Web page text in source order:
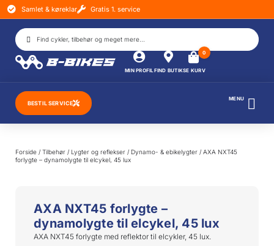
Samlet & køreklar Gratis 1. service
MIN PROFILFIND BUTIKSE KURV
0
KURV
Kurven
SE
KURV
BESTIL SERVICE
MENU
Forside / Tilbehør / Lygter og reflekser / Dynamo- & ebikelygter / AXA NXT45
forlygte – dynamolygte til elcykel, 45 lux
AXA NXT45 forlygte –
dynamolygte til elcykel, 45 lux
AXA NXT45 forlygte med reflektor til elcykler, 45 lux.